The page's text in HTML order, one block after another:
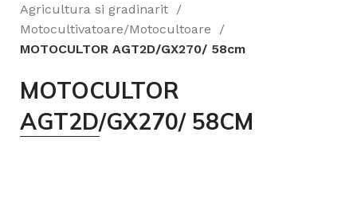
Agricultura si gradinarit
Motocultivatoare/Motocultoare
MOTOCULTOR AGT2D/GX270/ 58cm
MOTOCULTOR
AGT2D/GX270/ 58CM